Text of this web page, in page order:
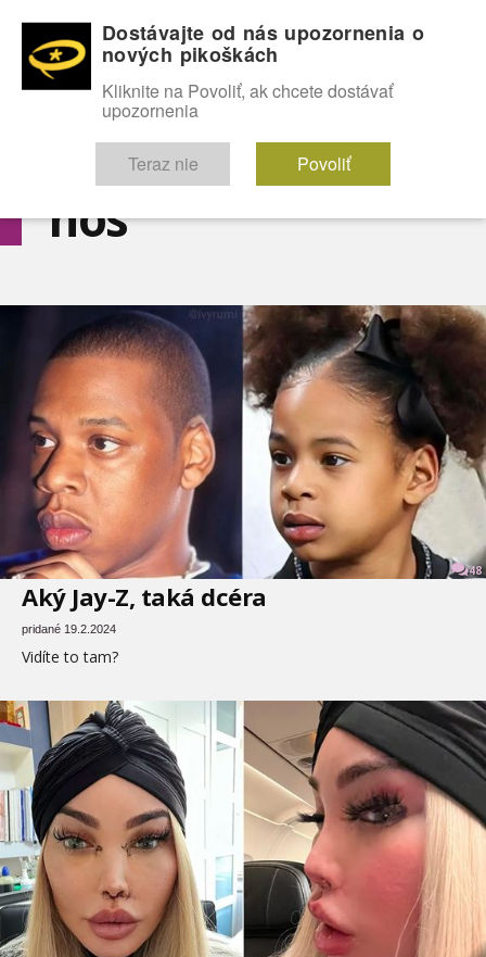
OMG! SEXICE
nos
48
Aký Jay-Z, taká dcéra
pridané 19.2.2024
Vidíte to tam?
Dostávajte od nás upozornenia o
nových pikoškách
Kliknite na Povoliť, ak chcete dostávať
upozornenia
Teraz nie Povoliť